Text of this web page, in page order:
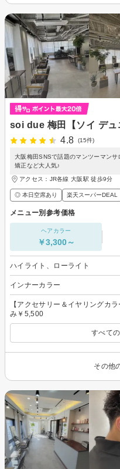
soi due 梅田【ソイ デュ
4.8
(15件)
大阪梅田SNSで話題のマンツーマン
矯正など大人気♪
アクセス：JR各線 大阪駅 徒歩9分
◎ 本日空席あり 楽天スーパーDEAL
メニュー別参考価格
ヘアカラー
￥3,300～
ハイライト、ローライト
インナーカラー
【アクセサリー＆イヤリングカ
み￥5,500
すべて
その他